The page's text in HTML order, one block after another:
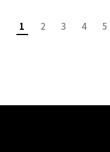
1 2 3 4 5